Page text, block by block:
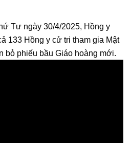
Tư ngày 30/4/2025, Hồng y
133 Hồng y cử tri tham gia Mật
bỏ phiếu bầu Giáo hoàng mới.